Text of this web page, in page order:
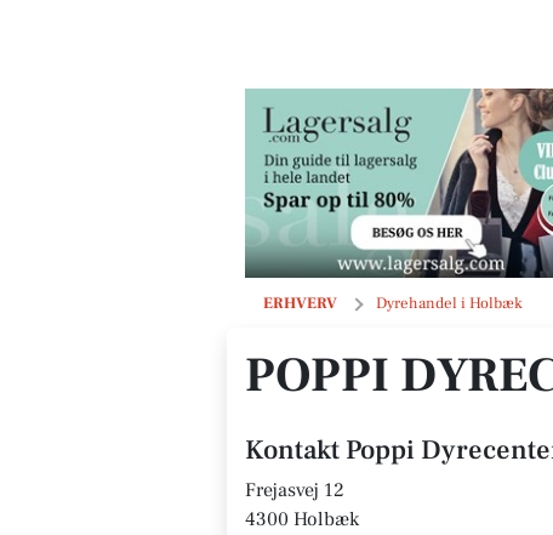
ERHVERV Dyrehandel i Holbæk
Poppi Dyrecenter Mega Holbæk ApS
POPPI
Kontakt Poppi
Frejasvej 12
4300 Holbæk